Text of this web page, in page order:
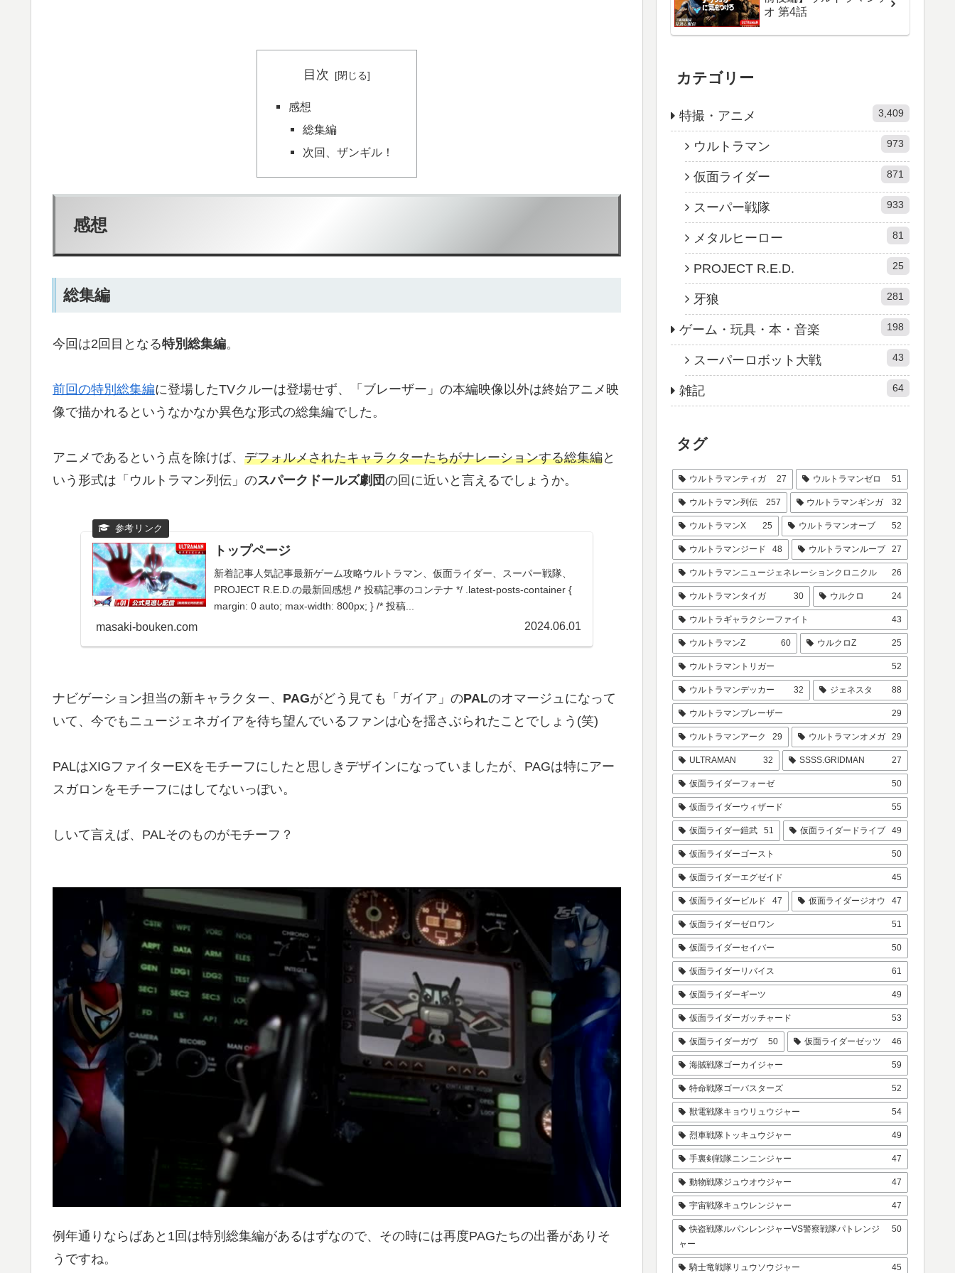
目次
感想
総集編
次回、ザンギル！
感想
総集編
今回は2回目となる特別総集編。
前回の特別総集編に登場したTVクルーは登場せず、「ブレーザー」の本編映像以外は終始アニメ映
像で描かれるというなかなか異色な形式の総集編でした。
アニメであるという点を除けば、 デフォルメされたキャラクターたちがナレーションする総集編と
いう形式は「ウルトラマン列伝」のスパークドールズ劇団の回に近いと言えるでしょうか。
トップページ
新着記事人気記事最新ゲーム攻略ウルトラマン、仮面ライダー、スーパー戦隊、
PROJECT R.E.D.の最新回感想 /* 投稿記事のコンテナ */ .latest-posts-container {
margin: 0 auto; max-width: 800px; } /* 投稿...
masaki-bouken.com 2024.06.01
ナビゲーション担当の新キャラクター、 PAGがどう見ても「ガイア」のPALのオマージュになって
いて、今でもニュージェネガイアを待ち望んでいるファンは心を揺さぶられたことでしょう(笑)
PALはXIGファイターEXをモチーフにしたと思しきデザインになっていましたが、PAGは特にアー
スガロンをモチーフにはしてないっぽい。
しいて言えば、PALそのものがモチーフ？
例年通りならばあと1回は特別総集編があるはずなので、その時には再度PAGたちの出番がありそ
うですね。
オ 第4話
カテゴリー
特撮・アニメ 3,409
ウルトラマン 973
仮面ライダー 871
スーパー戦隊 933
メタルヒーロー 81
PROJECT R.E.D. 25
牙狼 281
ゲーム・玩具・本・音楽 198
スーパーロボット大戦 43
雑記 64
タグ
ウルトラマンティガ 27 ウルトラマンゼロ 51
ウルトラマン列伝 257 ウルトラマンギンガ 32
ウルトラマンX 25 ウルトラマンオーブ 52
ウルトラマンジード 48 ウルトラマンルーブ 27
ウルトラマンニュージェネレーションクロニクル 26
ウルトラマンタイガ 30 ウルクロ 24
ウルトラギャラクシーファイト 43
ウルトラマンZ 60 ウルクロZ 25
ウルトラマントリガー 52
ウルトラマンデッカー 32 ジェネスタ 88
ウルトラマンブレーザー 29
ウルトラマンアーク 29 ウルトラマンオメガ 29
ULTRAMAN 32 SSSS.GRIDMAN 27
仮面ライダーフォーゼ 50
仮面ライダーウィザード 55
仮面ライダー鎧武 51 仮面ライダードライブ 49
仮面ライダーゴースト 50
仮面ライダーエグゼイド 45
仮面ライダービルド 47 仮面ライダージオウ 47
仮面ライダーゼロワン 51
仮面ライダーセイバー 50
仮面ライダーリバイス 61
仮面ライダーギーツ 49
仮面ライダーガッチャード 53
仮面ライダーガヴ 50 仮面ライダーゼッツ 46
海賊戦隊ゴーカイジャー 59
特命戦隊ゴーバスターズ 52
獣電戦隊キョウリュウジャー 54
烈車戦隊トッキュウジャー 49
手裏剣戦隊ニンニンジャー 47
動物戦隊ジュウオウジャー 47
宇宙戦隊キュウレンジャー 47
快盗戦隊ルパンレンジャーVS警察戦隊パトレンジ
ャー
50
騎士竜戦隊リュウソウジャー 45